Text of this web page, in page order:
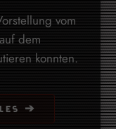
vom
dem
konnten.
➔